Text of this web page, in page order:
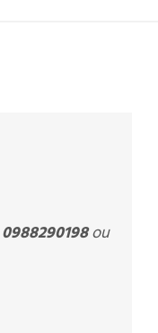
0988290198ou